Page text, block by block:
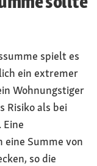
spielt es
ein extremer
Wohnungstiger
Risiko als bei
Summe von
so die